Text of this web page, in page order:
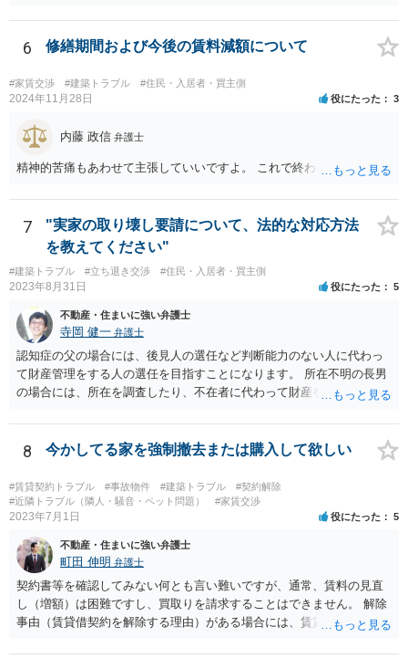
回提出を予定している資料がどのようなものであるのか、争点とどの
て具体的なに採るべき手段は変わってくるため、上記はあくまで個別
事情を踏まえない一般論としてご理解いただき、本件でどのように対
ます。
るべきものであり、奥さんが負担すべき債務ではありません。つまり
奥さんにメンテナンス工事契約を承諾しなければならない義務はあり
ません。 それでも請求をされましたら、個別の法律相談をされること
をお薦めします。
6 修繕期間および今後の賃料減額について
#家賃交渉 #建築トラブル #住民・入居者・買主側
2024年11月28日 役にたった 3
内藤 政信 弁護士
精神的苦痛もあわせて主張していいですよ。 これで終わります。
7
"実家の取り壊し要請について、法的な対応方法
を教えてください"
#建築トラブル #立ち退き交渉 #住民・入居者・買主側
2023年8月31日 役にたった 5
不動産・住まいに強い弁護士
寺岡 健一 弁護士
認知症の父の場合には、後見人の選任など判断能力のない人に代わっ
て財産管理をする人の選任を目指すことになります。 所在不明の長男
の場合には、所在を調査したり、不在者に代わって財産を管理する人
8 今かしてる家を強制撤去または購入して欲しい
#賃貸契約トラブル #事故物件 #建築トラブル
#契約解除
#近隣トラブル（隣人・騒音・ペット問題）
#家賃交渉
2023年7月1日 役にたった 5
不動産・住まいに強い弁護士
町田 伸明 弁護士
契約書等を確認してみない何とも言い難いですが、通常、賃料の見直
し（増額）は困難ですし、買取りを請求することはできません。 解除
事由（賃貸借契約を解除する理由）がある場合には、賃貸借契約を解